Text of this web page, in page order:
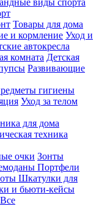
виды спорта
Товары для дома
и кормление Уход и
автокресла
комната Детская
Развивающие
гигиены
Уход за телом
для дома
техника
очки Зонты
Портфели
Шкатулки для
и бьюти-кейсы
Все